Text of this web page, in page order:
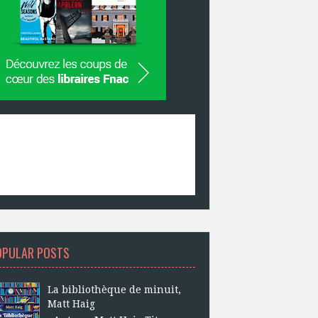
POSTS
La bibliothèque de minuit,
Matt Haig